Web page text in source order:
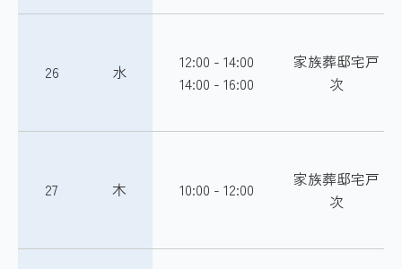
26 水
12:00 - 14:00
14:00 - 16:00
家族葬邸宅戸
次
27 木 10:00 - 12:00
家族葬邸宅戸
次